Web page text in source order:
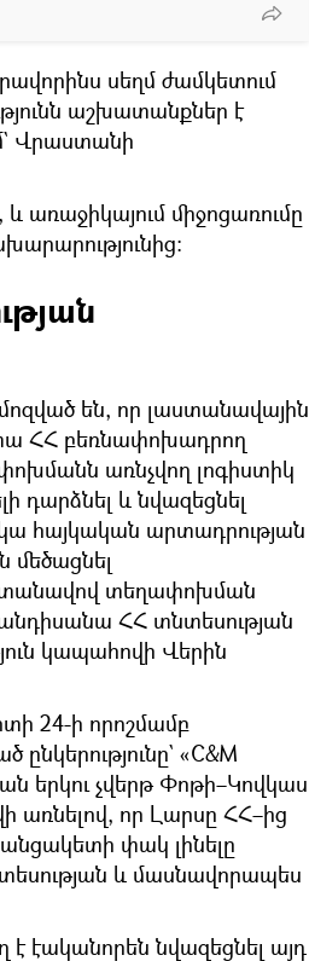
սեղմ ժամկետում
աշխատանքներ է
Վրաստանի
և առաջիկայում միջոցառումը
են, որ լաստանավային
ՀՀ բեռնափոխադրող
առնչվող լոգիստիկ
դարձնել և նվազեցնել
հայկական արտադրության
տեղափոխման
ՀՀ տնտեսության
կապահովի Վերին
24-ի որոշմամբ
«C&M
երկու չվերթ Փոթի–Կովկաս
առնելով, որ Լարսը ՀՀ–ից
անցակետի փակ լինելը
և մասնավորապես
է էականորեն նվազեցնել այդ